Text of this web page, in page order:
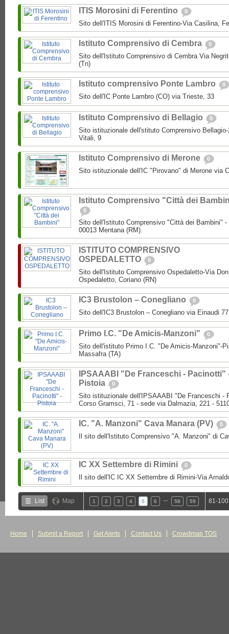
ITIS Morosini di Ferentino 0
Sito dell'ITIS Morosini di Ferentino-Via Casilina,
Istituto Comprensivo di Cembra 0
Sito dell'Istituto Comprensivo di Cembra Via
(Tn)
Istituto comprensivo Ponte Lambro 0
Sito dell'IC Ponte Lambro (CO) via Trieste, 33
Istituto Comprensivo di Bellagio 0
Sito istituzionale dell'stituto Comprensivo
Vitali, 9
Istituto Comprensivo di Merone 0
Sito istituzionale dell'IC "Pirovano" di Merone via
Istituto Comprensivo "Città dei
0
Sito dell'Istituto Comprensivo "Città dei Bambini"
00013 Mentana (RM).
ISTITUTO COMPRENSIVO
OSPEDALETTO
0
Sito dell'Istituto Comprensivo Ospedaletto-Via
Ospedaletto, Coriano (RN)
IC3 Brustolon – Conegliano 0
Sito dell'IC3 Brustolon – Conegliano via Einaudi
Primo I.C. "De Amicis-Manzoni" 0
Sito dell'istituto Primo I.C. "De Amicis-Manzoni"-
Massafra (TA)
IPSAAABI "De Franceschi - Pacinotti"
Pistoia
0
Sito istituzionale dell'IPSAAABI "De Franceschi -
Corso Gramsci, 71 - sede via Dalmazia, 221 -
IC. "A. Manzoni" Cava Manara (PV) 0
Il sito dell'Istituto Comprensivo "A. Manzoni" di
IC XX Settembre di Rimini 0
Il sito dell'IC IC XX Settembre di Rimini-Via
List Map 1 2 3 4 5 6 58 59 81-
Home Submit a Report Get Alerts Contact Us Crowdmap TOS